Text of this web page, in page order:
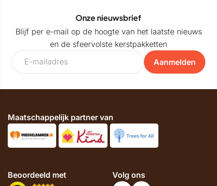
Onze nieuwsbrief
Blijf per e-mail op de hoogte van het laatste nieuws
en de sfeervolste kerstpakketten
Aanmelden
Maatschappelijk partner van
Beoordeeld met Volg ons